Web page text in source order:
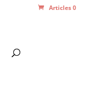
Articles 0